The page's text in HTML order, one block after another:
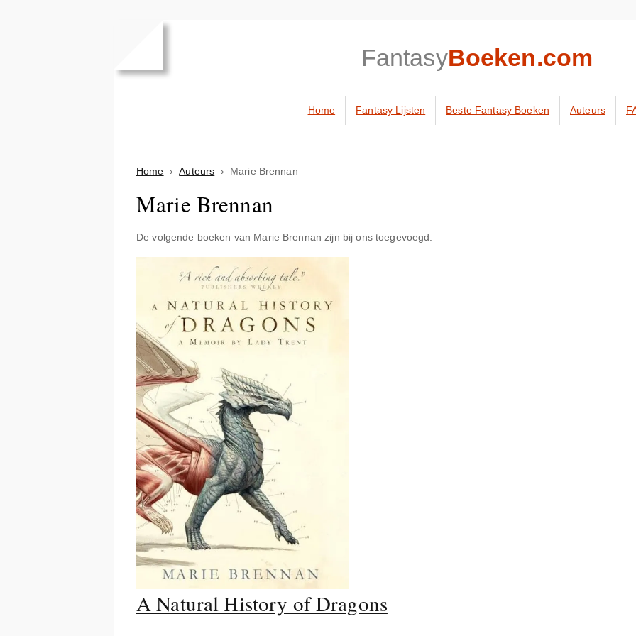
FantasyBoeken.com
Home Fantasy Lijsten Beste Fantasy Boeken Auteurs
Home ›Auteurs › Marie Brennan
Marie Brennan
De volgende boeken van Marie Brennan zijn bij ons toegevoegd:
A Natural History of Dragons